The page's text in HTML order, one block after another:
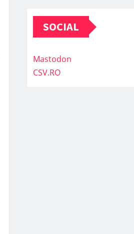
SOCIAL
Mastodon
CSV.RO